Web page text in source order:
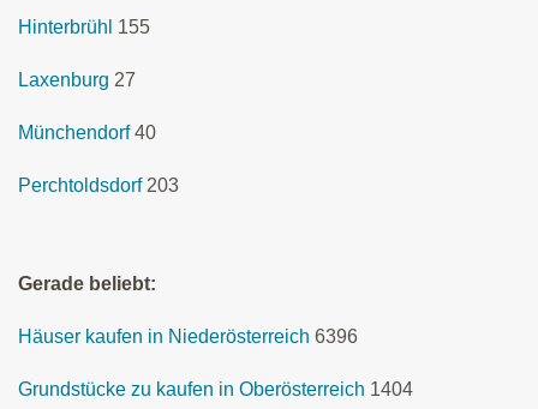
Hinterbrühl 155
Laxenburg 27
Münchendorf 40
Perchtoldsdorf 203
Gerade beliebt:
Häuser kaufen in Niederösterreich 6396
Grundstücke zu kaufen in Oberösterreich 1404